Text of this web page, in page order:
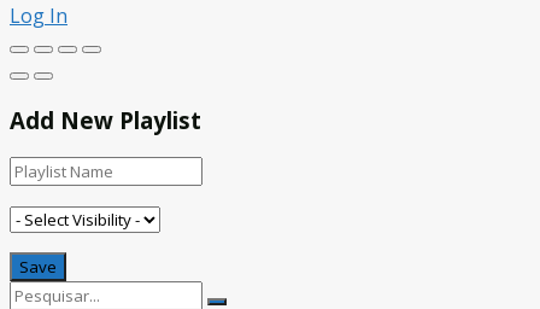
Log In
Add New Playlist